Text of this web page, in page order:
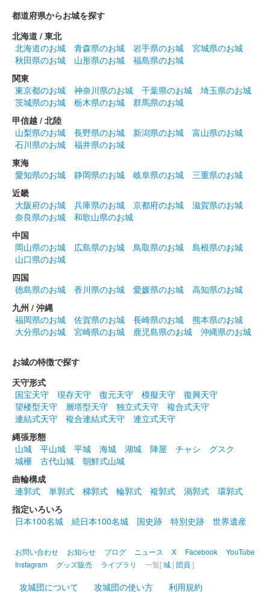
都道府県からお城を探す
北海道 / 東北
北海道のお城
青森県のお城 岩手県のお城
宮城県のお城
秋田県のお城
山形県のお城
福島県のお城
関東
東京都のお城
神奈川県のお城 千葉県のお城
埼玉県のお城
茨城県のお城
栃木県のお城
群馬県のお城
甲信越 / 北陸
山梨県のお城
長野県のお城 新潟県のお城
富山県のお城
石川県のお城
福井県のお城
東海
愛知県のお城
静岡県のお城 岐阜県のお城
三重県のお城
近畿
大阪府のお城
兵庫県のお城 京都府のお城
滋賀県のお城
奈良県のお城
和歌山県のお城
中国
岡山県のお城
広島県のお城 鳥取県のお城
島根県のお城
山口県のお城
四国
徳島県のお城
香川県のお城 愛媛県のお城
高知県のお城
九州 / 沖縄
福岡県のお城
佐賀県のお城 長崎県のお城
熊本県のお城
大分県のお城
宮崎県のお城 鹿児島県のお城 沖縄県のお城
お城の特徴で探す
天守形式
国宝天守
現存天守 復元天守 模擬天守
復興天守
望楼型天守
層塔型天守 独立式天守
複合式天守
連結式天守
複合連結式天守
連立式天守
縄張形態
山城
平山城 平城 海城 湖城 陣屋 チャシ
グスク
城柵
古代山城
朝鮮式山城
曲輪構成
連郭式
単郭式 梯郭式 輪郭式 複郭式 渦郭式
環郭式
指定いろいろ
日本100名城
続日本100名城 国史跡 特別史跡 世界遺産
お問い合わせ お知らせ ブログ ニュース X Facebook
YouTube
Instagram
グッズ販売 ライブラリ 一覧[城 | 団員 ]
攻城団について 攻城団の使い方
利用規約